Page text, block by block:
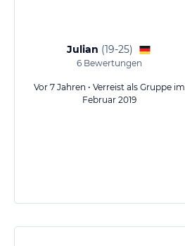
Julian (19-25)
6Bewertungen
Vor 7 Jahren • Verreist als Gruppe im
Februar 2019